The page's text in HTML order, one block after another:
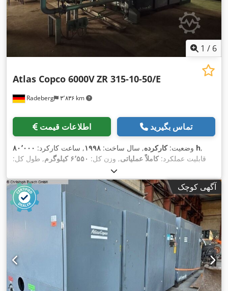
1 / 6
Radeberg ۳٬۸۳۶ km
Atlas Copco 6000VZR 315-10-50/E
اطلاعات قیمت تماس بگیرید
وضعیت:کارکرده, سال ساخت: ۱۹۹۸, ساعت کارکرد: ۸۰٬۰۰۰ h,
قابلیت عملکرد:کاملاً عملیاتی, وزن کل: ۶٬۵۵۰ کیلوگرم
, طول کل:
, عرض کل:۲٬۱۲۰ میلی‌متر
میلی‌متر, سازنده موتور:Siemens , قدرت:
۳۱۵ کیلووات (۴۲۸٫۲۸
اسب بخار) , دبی حجمی:۴۶ متر مکعب/ساعت , فشار عملیاتی:۱۰
میله
, سطح صدا: , نوع خنک‌کننده:آب, تجهیزات:
مستندات / راهنما, پلاک مشخصات موجود است
آگهی کوچک